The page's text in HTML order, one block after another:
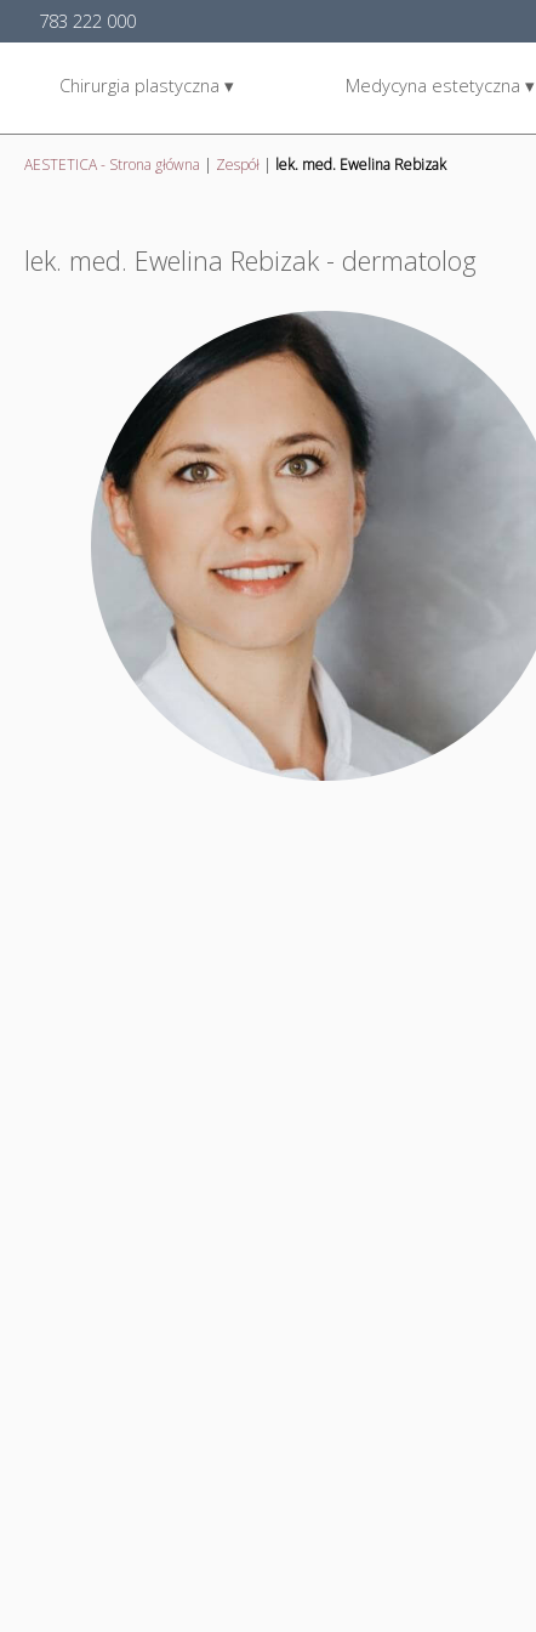
783 222 000
Chirurgia plastyczna ▾ Medycyna estetyczna ▾
AESTETICA - Strona główna | Zespół | lek. med. Ewelina Rebizak
lek. med. Ewelina Rebizak - dermatolog